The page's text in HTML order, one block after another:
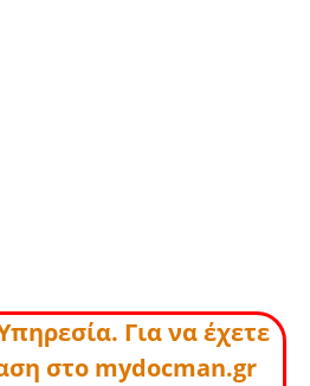
Για να έχετε
στο mydocman.gr